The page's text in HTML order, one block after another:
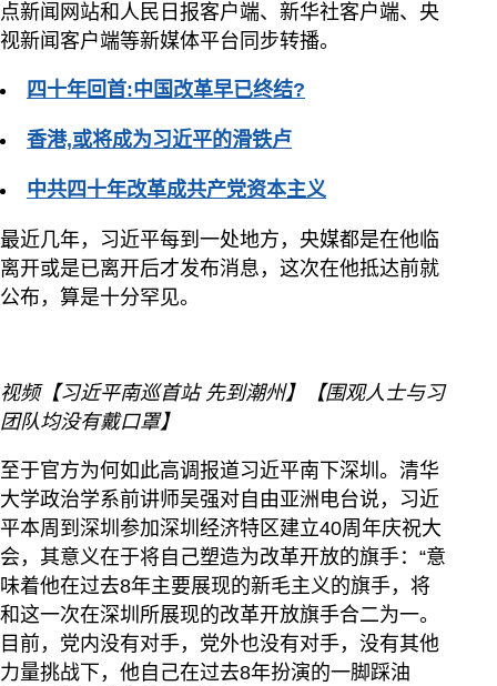
点新闻网站和人民日报客户端、新华社客户端、央
视新闻客户端等新媒体平台同步转播。
四十年回首:中国改革早已终结?
香港,或将成为习近平的滑铁卢
中共四十年改革成共产党资本主义
最近几年，习近平每到一处地方，央媒都是在他临
离开或是已离开后才发布消息，这次在他抵达前就
公布，算是十分罕见。
视频【习近平南巡首站 先到潮州】【围观人士与习
团队均没有戴口罩】
至于官方为何如此高调报道习近平南下深圳。清华
大学政治学系前讲师吴强对自由亚洲电台说，习近
平本周到深圳参加深圳经济特区建立40周年庆祝大
会，其意义在于将自己塑造为改革开放的旗手：“意
味着他在过去8年主要展现的新毛主义的旗手，将
和这一次在深圳所展现的改革开放旗手合二为一。
目前，党内没有对手，党外也没有对手，没有其他
力量挑战下，他自己在过去8年扮演的一脚踩油